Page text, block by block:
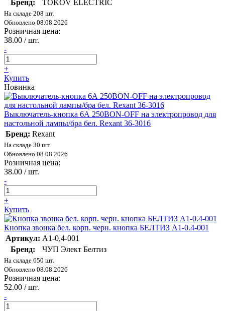
Бренд:
TOKOV ELECTRIC
На складе 208 шт.
Обновлено 08.08.2026
Розничная цена:
38.00 / шт.
-
+
Купить
Новинка
Выключатель-кнопка 6А 250ВON-OFF на электропровод для
настольной лампы/бра бел. Rexant 36-3016
Бренд: Rexant
На складе 30 шт.
Обновлено 08.08.2026
Розничная цена:
38.00 / шт.
-
+
Купить
Кнопка звонка бел. корп. черн. кнопка БЕЛТИЗ А1-0.4-001
Артикул: А1-0,4-001
Бренд:
ЧУП Элект Белтиз
На складе 650 шт.
Обновлено 08.08.2026
Розничная цена:
52.00 / шт.
-